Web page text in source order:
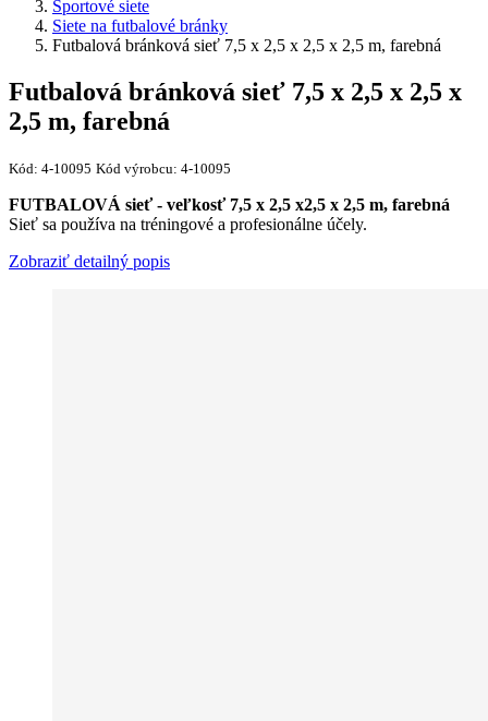
Športové siete
Siete na futbalové bránky
Futbalová bránková sieť 7,5 x 2,5 x 2,5 x 2,5 m, farebná
Futbalová bránková sieť 7,5 x 2,5 x 2,5 x
2,5 m, farebná
Kód: 4-10095 Kód výrobcu: 4-10095
FUTBALOVÁ sieť - veľkosť 7,5 x 2,5 x2,5 x 2,5 m, farebná
Sieť sa používa na tréningové a profesionálne účely.
Zobraziť detailný popis